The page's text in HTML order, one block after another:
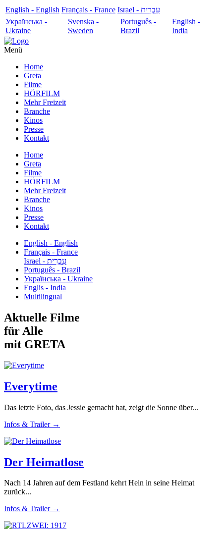
English - English Français - France
עִבְרִית - Israel
Українська -
Ukraine
Svenska -
Sweden
Português -
Brazil
English -
India
Menü
Home
Greta
Filme
HÖRFILM
Mehr Freizeit
Branche
Kinos
Presse
Kontakt
Home
Greta
Filme
HÖRFILM
Mehr Freizeit
Branche
Kinos
Presse
Kontakt
English - English
Français - France
עִבְרִית - Israel
Português - Brazil
Українська - Ukraine
Englis - India
Multilingual
Aktuelle Filme
für Alle
mit GRETA
Everytime
Das letzte Foto, das Jessie gemacht hat, zeigt die Sonne über...
Infos & Trailer →
Der Heimatlose
Nach 14 Jahren auf dem Festland kehrt Hein in seine Heimat
zurück...
Infos & Trailer →